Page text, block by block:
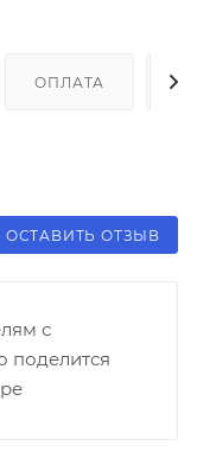
ОПЛАТА
ОСТАВИТЬ ОТЗЫВ
с
поделится